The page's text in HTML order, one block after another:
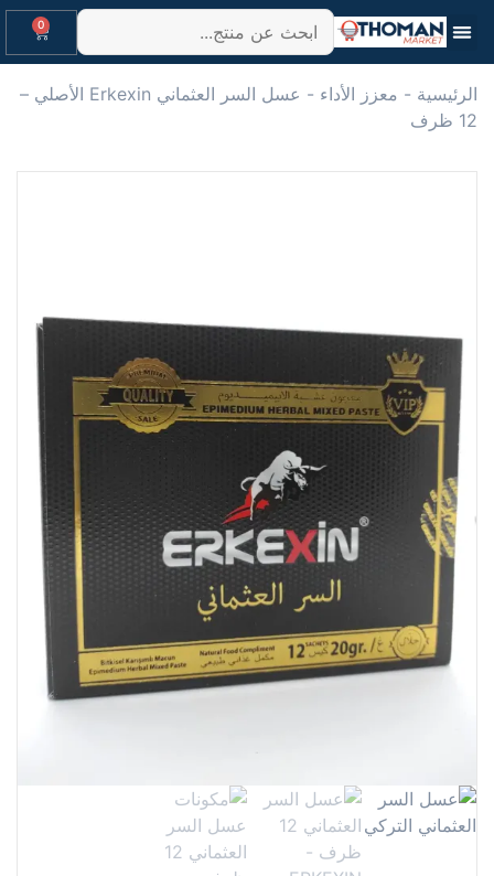
0
الرئيسية - معزز الأداء -
عسل السر العثماني Erkexin الأصلي –
12 ظرف